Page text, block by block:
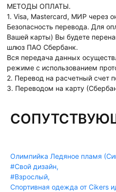
МЕТОДЫ ОПЛАТЫ.
1. Visa, Mastercard, МИР через
Безопасность перевода. Для
Вашей карты) Вы будете
шлюз ПАО Сбербанк.
Вся передача данных
режиме с использованием
2. Перевод на расчетный счет
3. Переводом на карту
Олимпийка Ледяное пламя
#Свой дизайн,
#Взрослый,
Спортивная одежда от Cikers